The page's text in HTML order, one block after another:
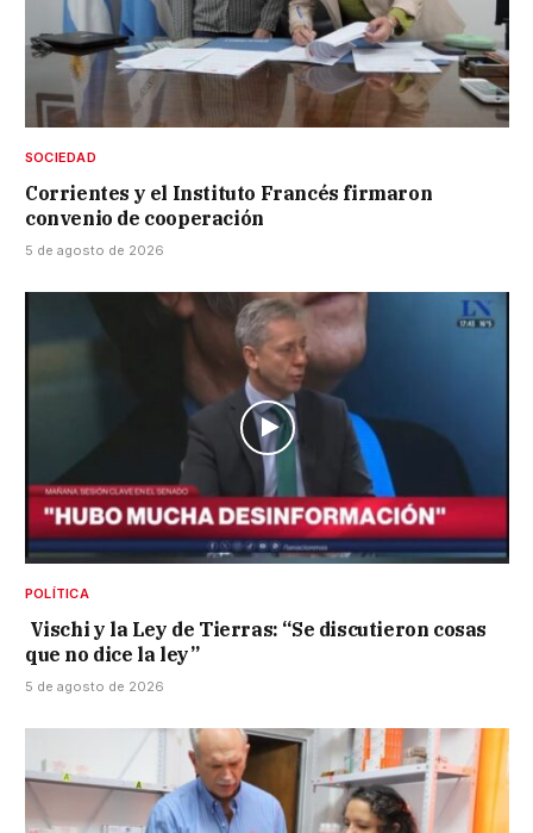
SOCIEDAD
Corrientes y el Instituto Francés firmaron
convenio de cooperación
5 de agosto de 2026
POLÍTICA
Vischi y la Ley de Tierras: “Se discutieron cosas
que no dice la ley”
5 de agosto de 2026